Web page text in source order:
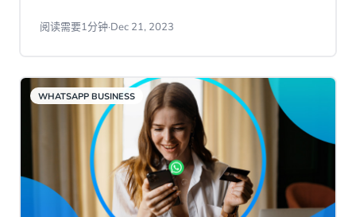
阅读需要1分钟·Dec 21, 2023
WHATSAPP BUSINESS